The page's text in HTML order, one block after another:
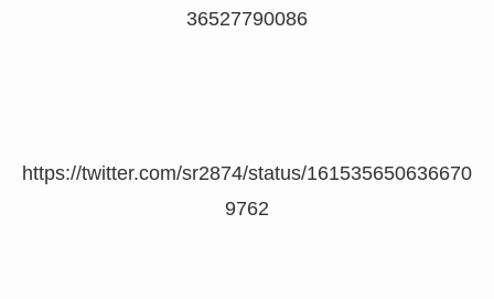
36527790086
https://twitter.com/sr2874/status/161535650636670
9762